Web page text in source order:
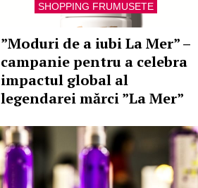
SHOPPING FRUMUSETE
”Moduri de a iubi La Mer” –
campanie pentru a celebra
impactul global al
legendarei mărci ”La Mer”